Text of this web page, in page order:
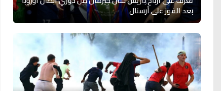
بعد الفوز على أرسنال